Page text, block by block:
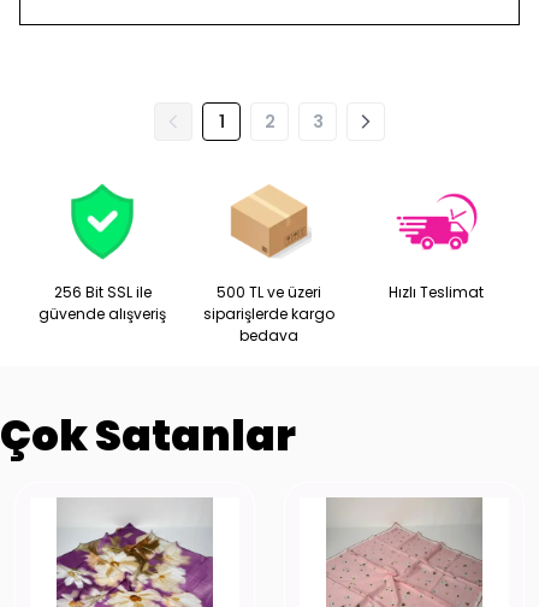
1 2 3
256 Bit SSL ile
güvende alışveriş
500 TL ve üzeri
siparişlerde kargo
bedava
Hızlı Teslimat
Çok Satanlar